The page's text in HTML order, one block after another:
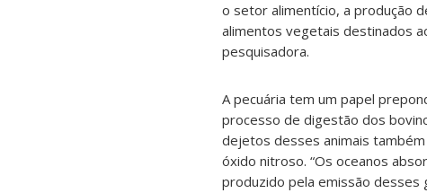
o setor alimentício, a produção
alimentos vegetais destinados
pesquisadora.
A pecuária tem um papel
processo de digestão dos
dejetos desses animais
óxido nitroso. “Os oceanos
produzido pela emissão desses